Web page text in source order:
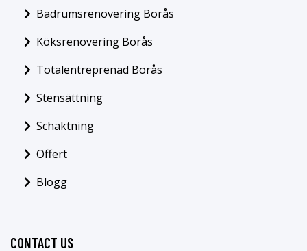
Badrumsrenovering Borås
Köksrenovering Borås
Totalentreprenad Borås
Stensättning
Schaktning
Offert
Blogg
CONTACT US